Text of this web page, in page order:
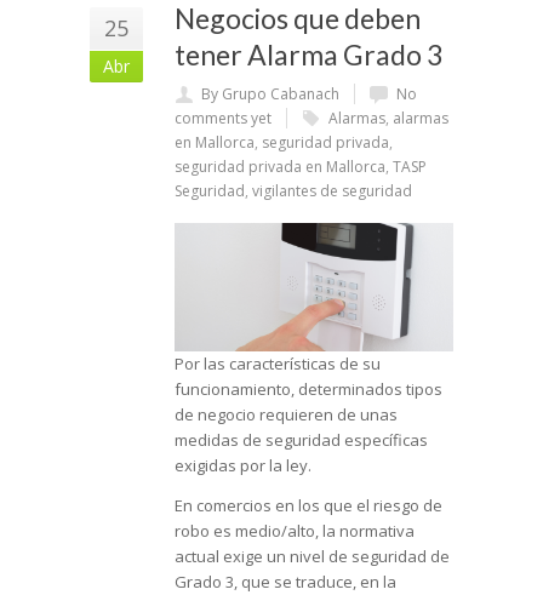
25
Abr
Negocios que deben
tener Alarma Grado 3
By Grupo Cabanach
No
comments yet
Alarmas, alarmas
en Mallorca, seguridad privada,
seguridad privada en Mallorca, TASP
Seguridad, vigilantes de seguridad
Por las características de su
funcionamiento, determinados tipos
de negocio requieren de unas
medidas de seguridad específicas
exigidas por la ley.
En comercios en los que el riesgo de
robo es medio/alto, la normativa
actual exige un nivel de seguridad de
Grado 3, que se traduce, en la